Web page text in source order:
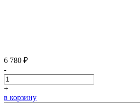
6 780 ₽
-
+
в корзину